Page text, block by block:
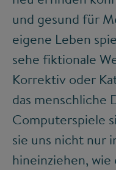
und gesund für
eigene Leben
sehe fiktionale
Korrektiv oder
das menschliche
Computerspiele
sie uns nicht nur
hineinziehen,